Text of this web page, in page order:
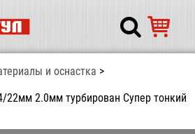
и оснастка
22мм 2.0мм турбирован Супер тонкий